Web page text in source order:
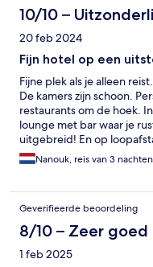
10/10 –
20 feb 2024
Fijn hotel op een
Fijne plek als je alleen
De kamers zijn schoon.
restaurants om de hoek.
lounge met bar waar je
uitgebreid! En op
Nanouk, reis van 3 nachten
Geverifieerde beoordeling
8/10 – Zeer goed
1 feb 2025